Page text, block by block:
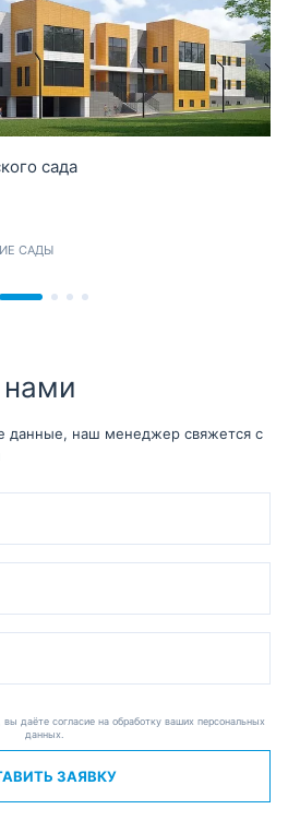
сада
САДЫ
данные, наш менеджер свяжется с
даёте согласие на обработку ваших персональных
данных.
ЗАЯВКУ